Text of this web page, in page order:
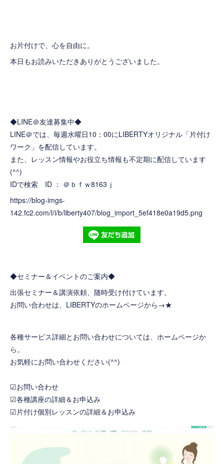
お片付けで、心を自由に。
本日もお読みいただきありがとうございました。
◆LINE＠友達募集中◆
LINE＠では、毎週水曜日10：00にLIBERTYオリジナル「片付け
ワーク」を配信しています。
また、レッスン情報やお役立ち情報も不定期に配信しています
(^^)
IDで検索 ID ： ＠ｂｆｗ8163ｊ
https://blog-imgs-
142.fc2.com/l/i/b/liberty407/blog_import_5ef418e0a19d5.png
◆セミナー＆イベントのご案内◆
出張セミナー＆講演依頼、随時受け付けています。
お問い合わせは、LIBERTYのホームページから→★
各種サービス詳細とお問い合わせについては、ホームページか
ら。
お気軽にお問い合わせください(^^)
☑お問い合わせ
☑各種講座の詳細＆お申込み
☑片付け個別レッスンの詳細＆お申込み